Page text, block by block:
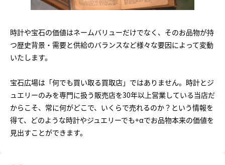
時計や宝石の価値はネームバリューだけでなく、そのお品物が持
つ歴史背景・需要と供給のバランスなど様々な要因によって変動
いたします。
宝石広場は「何でも買い取る買取店」ではありません。時計とジ
ュエリーのみを専門に扱う販売店を30年以上営業している当店だ
からこそ、常に何がどこで、いくらで売れるのか？という情報を
得て、どのような時計やジュエリーでも+αでお品物本来の価値を
見出すことができます。